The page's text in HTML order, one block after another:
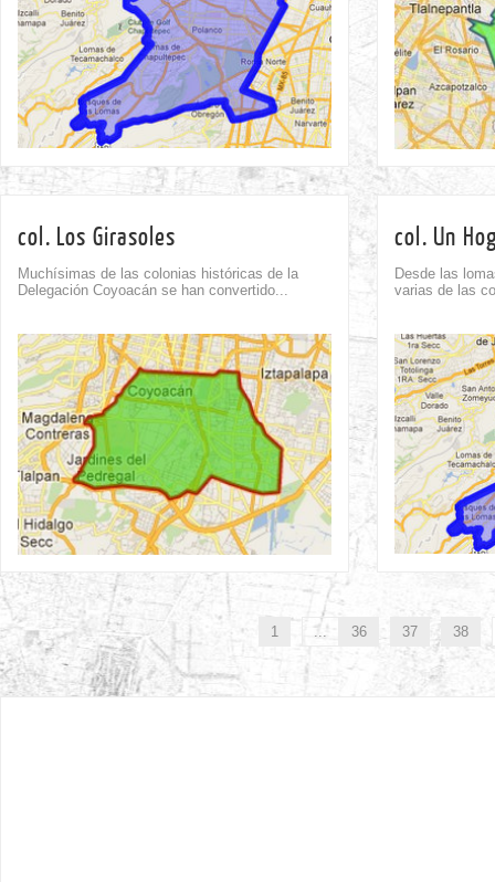
col. Los Girasoles
Muchísimas de las colonias históricas de la
Delegación Coyoacán se han convertido...
col. Un
Desde las
varias de las
0
Comment
1 ... 36 37 38